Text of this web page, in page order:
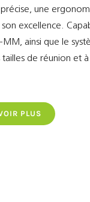
une
excellence.
ainsi que le
de réunion et
PLUS